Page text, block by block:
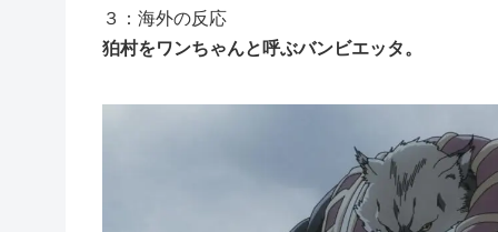
３：海外の反応
狛村をワンちゃんと呼ぶバンビエッタ。